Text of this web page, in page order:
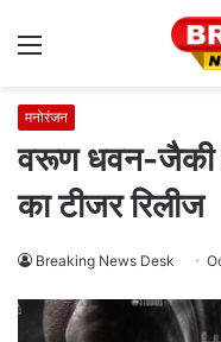
Menu
मनोरंजन
वरूण धवन-जैकी
का टीजर रिलीज
Breaking News Desk